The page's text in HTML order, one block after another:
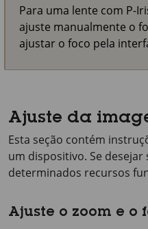
Para uma lente com P-
ajuste manualmente o
ajustar o foco pela
Ajuste da
Esta seção contém
um dispositivo. Se
determinados recursos
Ajuste o zoom e o